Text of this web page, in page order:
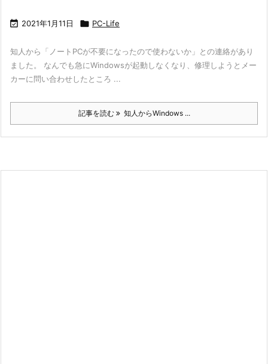
 2021年1月11日  PC-Life
知人から「ノートPCが不要になったので使わないか」との連絡があり
ました。 なんでも急にWindowsが起動しなくなり、修理しようとメー
カーに問い合わせしたところ ...
記事を読む 知人からWindows ...